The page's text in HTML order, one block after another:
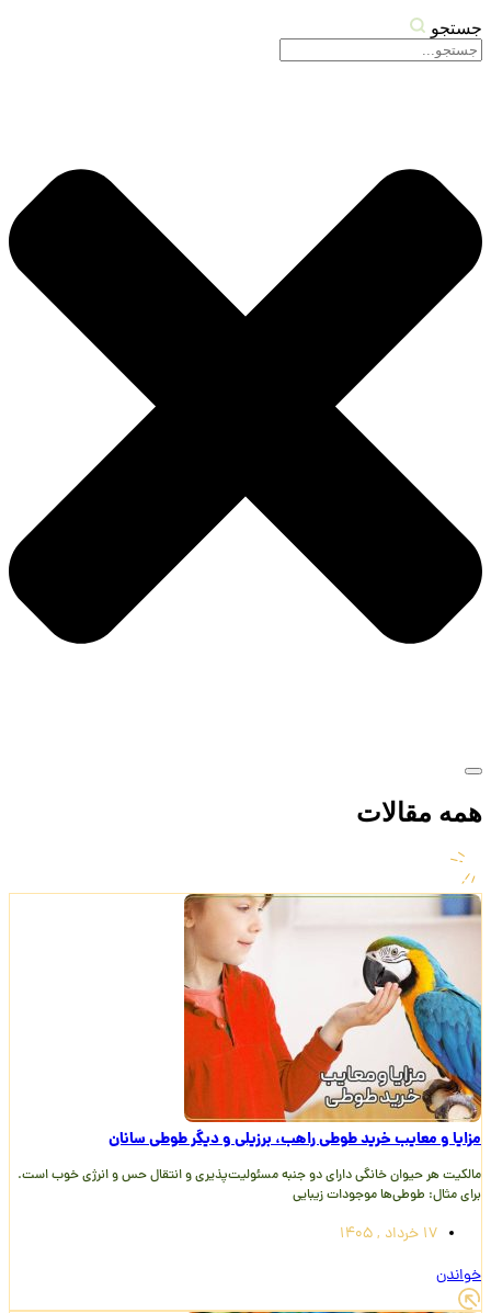
جستجو
همه مقالات
مزایا و معایب خرید طوطی راهب، برزیلی و دیگر طوطی سانان
مالکیت هر حیوان خانگی دارای دو جنبه مسئولیت‌پذیری و انتقال حس و انرژی خوب است.
برای مثال: طوطی‌ها موجودات زیبایی
17 خرداد , 1405
خواندن